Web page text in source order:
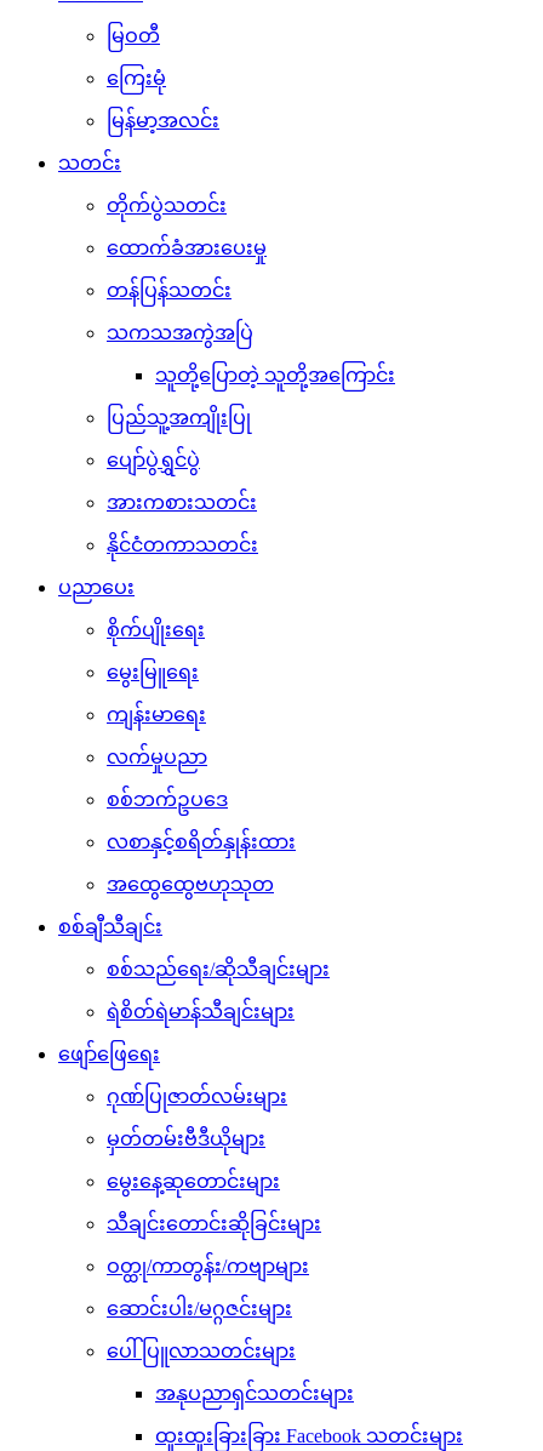
မြဝတီ
ကြေးမုံ
မြန်မာ့အလင်း
သတင်း
တိုက်ပွဲသတင်း
ထောက်ခံအားပေးမှု
တန်ပြန်သတင်း
သကသအကွဲအပြဲ
သူတို့ပြောတဲ့ သူတို့အကြောင်း
ပြည်သူ့အကျိုးပြု
ပျော်ပွဲရွှင်ပွဲ
အားကစားသတင်း
နိုင်ငံတကာသတင်း
ပညာပေး
စိုက်ပျိုးရေး
မွေးမြူရေး
ကျန်းမာရေး
လက်မှုပညာ
စစ်ဘက်ဥပဒေ
လစာနှင့်စရိတ်နှုန်းထား
အထွေထွေဗဟုသုတ
စစ်ချီသီချင်း
စစ်သည်ရေး/ဆိုသီချင်းများ
ရဲစိတ်ရဲမာန်သီချင်းများ
ဖျော်ဖြေရေး
ဂုဏ်ပြုဇာတ်လမ်းများ
မှတ်တမ်းဗီဒီယိုများ
မွေးနေ့ဆုတောင်းများ
သီချင်းတောင်းဆိုခြင်းများ
ဝတ္ထု/ကာတွန်း/ကဗျာများ
ဆောင်းပါး/မဂ္ဂဇင်းများ
ပေါ်ပြူလာသတင်းများ
အနုပညာရှင်သတင်းများ
ထူးထူးခြားခြား Facebook သတင်းများ